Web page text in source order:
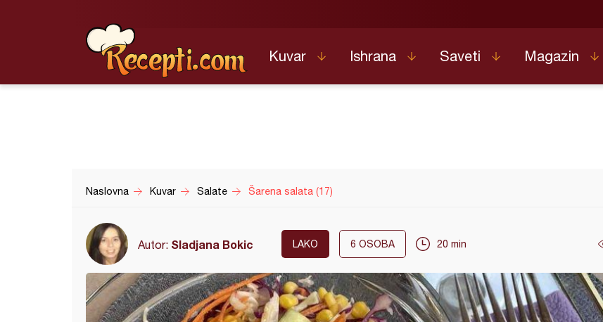
Kuvar Ishrana Saveti Magazin
Naslovna Kuvar Salate Šarena salata (17)
Autor: Sladjana Bokic LAKO 6 OSOBA 20 min